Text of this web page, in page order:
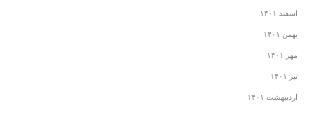
اسفند ۱۴۰۱
بهمن ۱۴۰۱
مهر ۱۴۰۱
تیر ۱۴۰۱
اردیبهشت ۱۴۰۱